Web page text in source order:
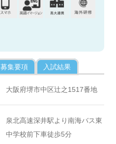
募集要項 入試結果
大阪府堺市中区辻之1517番地
泉北高速深井駅より南海バス東
中学校前下車徒歩5分